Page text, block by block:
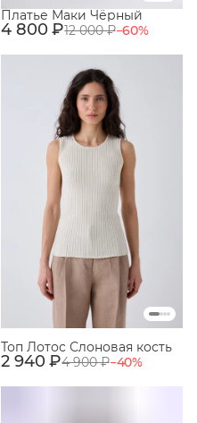
4 800 ₽12 000 ₽−60%
Платье Маки Чёрный
2 940 ₽4 900 ₽−40%
Топ Лотос Слоновая кость